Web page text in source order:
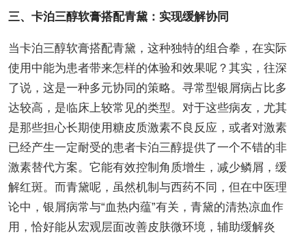
三、卡泊三醇软膏搭配青黛：实现缓解协同
当卡泊三醇软膏搭配青黛，这种独特的组合拳，在实际
使用中能为患者带来怎样的体验和效果呢？其实，往深
了说，这是一种多元协同的策略。寻常型银屑病占比多
达较高，是临床上较常见的类型。对于这些病友，尤其
是那些担心长期使用糖皮质激素不良反应，或者对激素
已经产生一定耐受的患者卡泊三醇提供了一个不错的非
激素替代方案。它能有效控制角质增生，减少鳞屑，缓
解红斑。而青黛呢，虽然机制与西药不同，但在中医理
论中，银屑病常与“血热内蕴”有关，青黛的清热凉血作
用，恰好能从宏观层面改善皮肤微环境，辅助缓解炎